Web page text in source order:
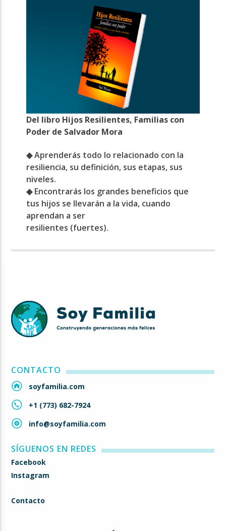
Del libro Hijos Resilientes, Familias con
Poder de Salvador Mora
◆ Aprenderás todo lo relacionado con la
resiliencia, su definición, sus etapas, sus
niveles.
◆ Encontrarás los grandes beneficios que
tus hijos se llevarán a la vida, cuando
aprendan a ser
resilientes (fuertes).
CONTACTO
soyfamilia.com
+1 (773) 682-7924
info@soyfamilia.com
SÍGUENOS EN REDES
Facebook
Instagram
Contacto